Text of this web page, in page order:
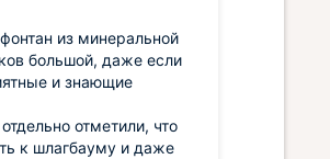
из минеральной
большой, даже если
и знающие
отметили, что
к шлагбауму и даже